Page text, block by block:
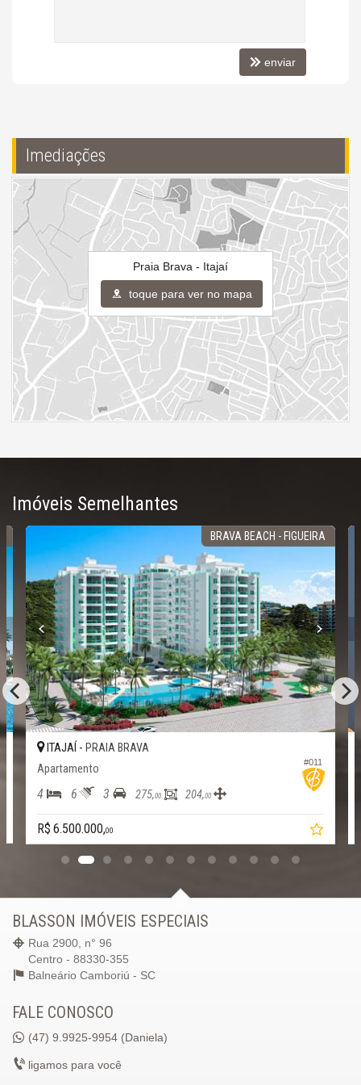
enviar
Imediações
Praia Brava - Itajaí
toque para ver no mapa
Imóveis Semelhantes
BRAVA BEACH - FIGUEIRA
#011
ITAJAÍ - PRAIA BRAVA
Apartamento
4 6 3 275,00 204,00
R$ 6.500.000,00
BLASSON IMÓVEIS ESPECIAIS
Rua 2900, n° 96
Centro - 88330-355
Balneário Camboriú - SC
FALE CONOSCO
(47) 9.9925-9954 (Daniela)
ligamos para você